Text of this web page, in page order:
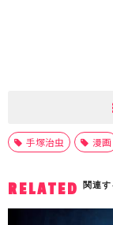
手塚治虫 漫画
RELATED 関連